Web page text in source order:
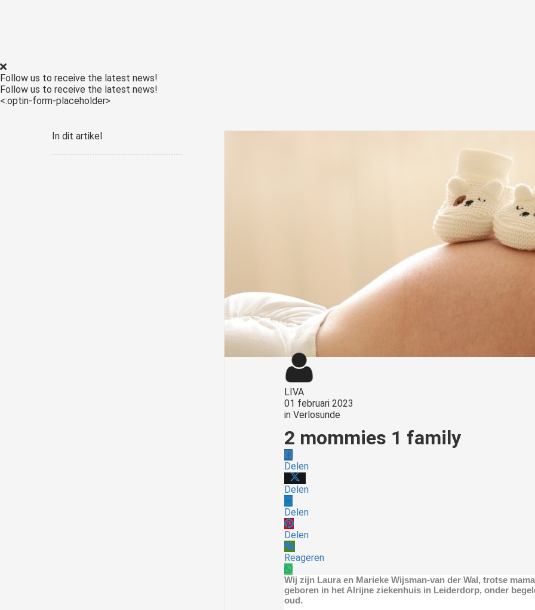
Follow us to receive the latest news!
Follow us to receive the latest news!
<:optin-form-placeholder>
In dit artikel
LIVA
01 februari 2023
in Verlosunde
2 mommies 1 family
Delen
Delen
Delen
Delen
Reageren
Wij zijn Laura en Marieke Wijsman-van der Wal, trotse
geboren in het Alrijne ziekenhuis in Leiderdorp, onder
oud.